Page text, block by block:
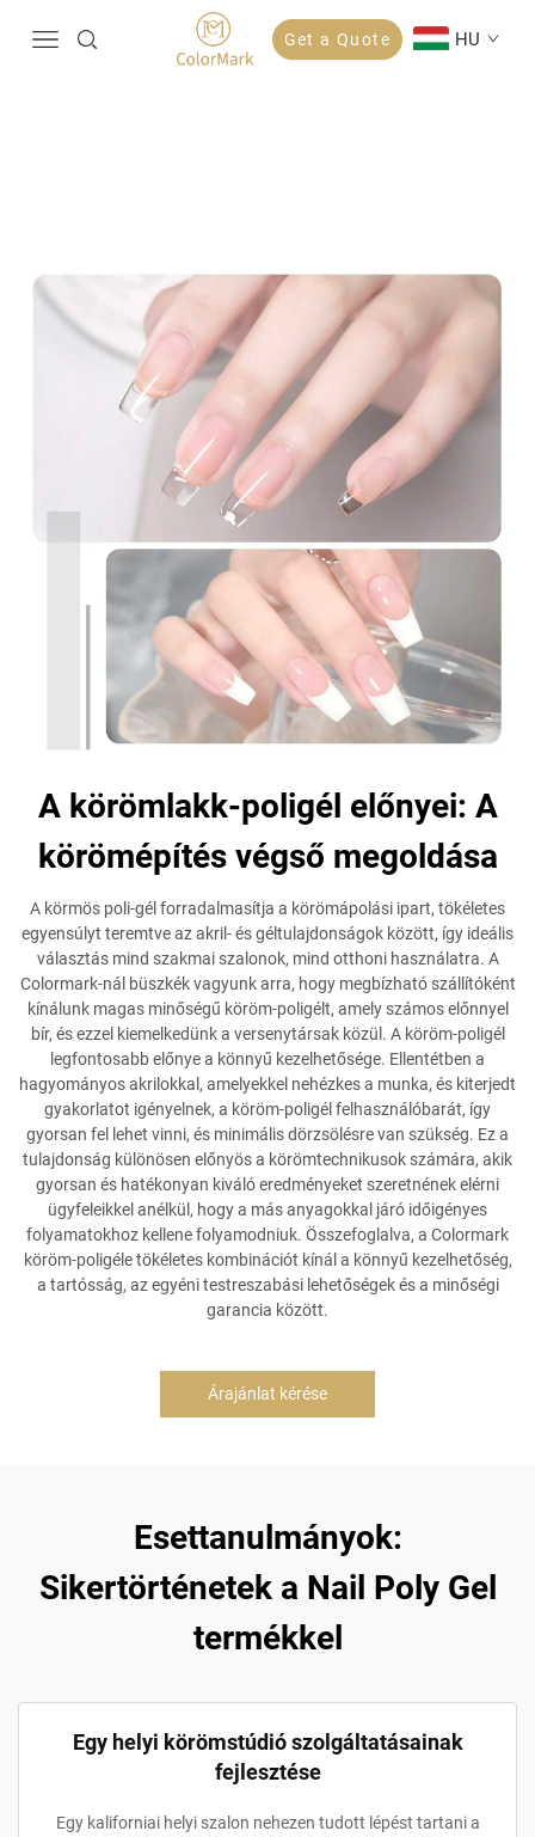
Get a Quote HU
A körömlakk-poligél előnyei: A
körömépítés végső megoldása
A körmös poli-gél forradalmasítja a körömápolási ipart, tökéletes
egyensúlyt teremtve az akril- és géltulajdonságok között, így ideális
választás mind szakmai szalonok, mind otthoni használatra. A
Colormark-nál büszkék vagyunk arra, hogy megbízható szállítóként
kínálunk magas minőségű köröm-poligélt, amely számos előnnyel
bír, és ezzel kiemelkedünk a versenytársak közül. A köröm-poligél
legfontosabb előnye a könnyű kezelhetősége. Ellentétben a
hagyományos akrilokkal, amelyekkel nehézkes a munka, és kiterjedt
gyakorlatot igényelnek, a köröm-poligél felhasználóbarát, így
gyorsan fel lehet vinni, és minimális dörzsölésre van szükség. Ez a
tulajdonság különösen előnyös a körömtechnikusok számára, akik
gyorsan és hatékonyan kiváló eredményeket szeretnének elérni
ügyfeleikkel anélkül, hogy a más anyagokkal járó időigényes
folyamatokhoz kellene folyamodniuk. Összefoglalva, a Colormark
köröm-poligéle tökéletes kombinációt kínál a könnyű kezelhetőség,
a tartósság, az egyéni testreszabási lehetőségek és a minőségi
garancia között.
Árajánlat kérése
Esettanulmányok:
Sikertörténetek a Nail Poly Gel
termékkel
Egy helyi körömstúdió szolgáltatásainak
fejlesztése
Egy kaliforniai helyi szalon nehezen tudott lépést tartani a